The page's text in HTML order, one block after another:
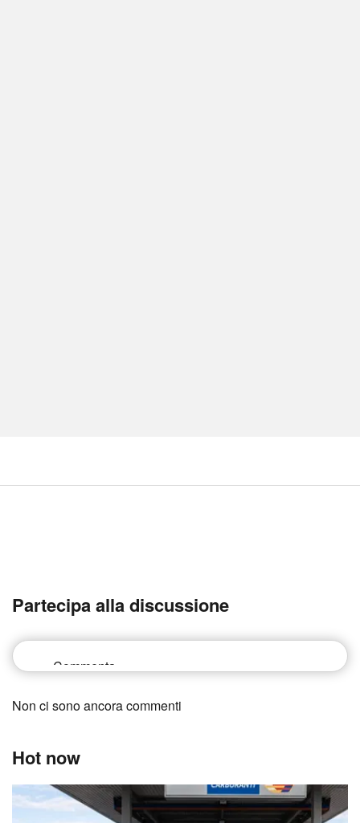
Partecipa alla discussione
Non ci sono ancora commenti
Hot now